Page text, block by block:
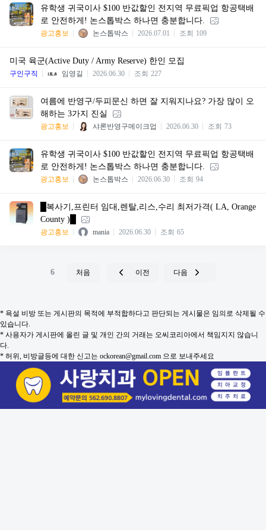
유학생 귀국이사 $100 반값할인 전지역 무료픽업 항공택배
로 안전하게! 논스톱박스 하나면 충분합니다.
광고홍보 논스톱박스 2026.07.01 조회 109
미국 육군(Active Duty / Army Reserve) 한인 모집
구인구직 임영길 2026.06.30 조회 227
여름에 반영구/두피문신 하면 잘 지워지나요? 가장 많이 오
해하는 3가지 진실
광고홍보 샤론반영구메이크업 2026.06.30 조회 73
유학생 귀국이사 $100 반값할인 전지역 무료픽업 항공택배
로 안전하게! 논스톱박스 하나면 충분합니다.
광고홍보 논스톱박스 2026.06.30 조회 94
█복사기,프린터 임대,렌탈,리스,수리 최저가격( LA, Orange
County )█
광고홍보 mania 2026.06.30 조회 65
6 처음 이전 다음
* 욕설 비방 또는 게시판의 목적에 부적합하다고 판단되는 게시물은 임의로 삭제될 수
있습니다.
* 사용자가 게시판에 올린 글 및 개인 간의 거래는 오씨코리아에서 책임지지 않습니
다.
* 허위, 비방글등에 대한 신고는 ockorean@gmail.com 으로 보내주세요